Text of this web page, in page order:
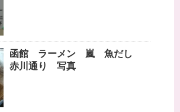
函館 ラーメン 嵐 魚だし
赤川通り 写真